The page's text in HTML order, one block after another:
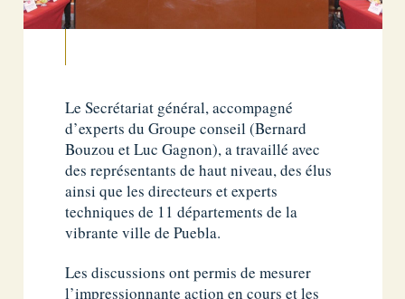
Le Secrétariat général, accompagné
d’experts du Groupe conseil (Bernard
Bouzou et Luc Gagnon), a travaillé avec
des représentants de haut niveau, des élus
ainsi que les directeurs et experts
techniques de 11 départements de la
vibrante ville de Puebla.
Les discussions ont permis de mesurer
l’impressionnante action en cours et les